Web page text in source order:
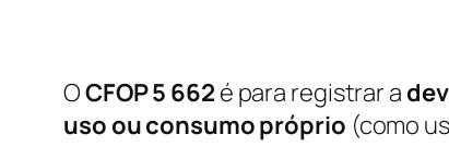
OCFOP 5 662 é para registrar a
uso ou consumo próprio (como